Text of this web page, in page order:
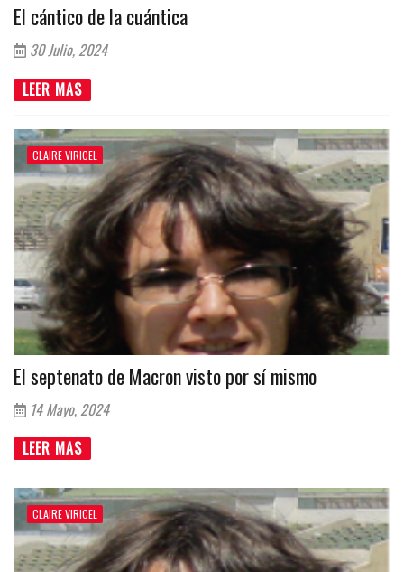
El cántico de la cuántica
30 Julio, 2024
LEER MAS
CLAIRE VIRICEL
El septenato de Macron visto por sí mismo
14 Mayo, 2024
LEER MAS
CLAIRE VIRICEL